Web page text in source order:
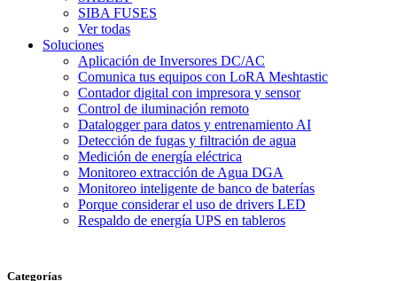
SIBA FUSES
Ver todas
Soluciones
Aplicación de Inversores DC/AC
Comunica tus equipos con LoRA Meshtastic
Contador digital con impresora y sensor
Control de iluminación remoto
Datalogger para datos y entrenamiento AI
Detección de fugas y filtración de agua
Medición de energía eléctrica
Monitoreo extracción de Agua DGA
Monitoreo inteligente de banco de baterías
Porque considerar el uso de drivers LED
Respaldo de energía UPS en tableros
Categorías